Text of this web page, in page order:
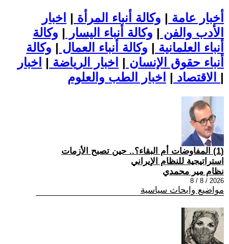
أخبار عامة | وكالة أنباء المرأة | اخبار
الأدب والفن | وكالة أنباء اليسار | وكالة
أنباء العلمانية | وكالة أنباء العمال | وكالة
أنباء حقوق الإنسان | اخبار الرياضة | اخبار
الاقتصاد | |
(1) المفاوضات أم البقاء؟.. حين تصبح الأزمات
استراتيجية للنظام الإيراني
نظام مير محمدي
2026 / 8 / 8
مواضيع وابحاث سياسية